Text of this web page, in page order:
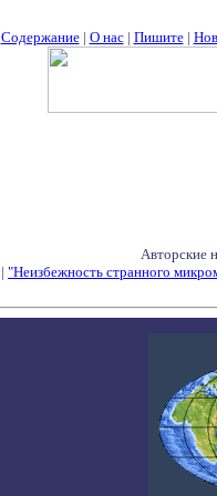
Содержание| О нас| Пишите|
Авторские
| "Неизбежность странного